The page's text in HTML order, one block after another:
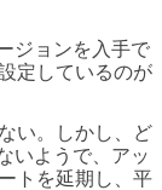
ジョンを入手で
定しているのが
い。しかし、ど
いようで、アッ
トを延期し、平